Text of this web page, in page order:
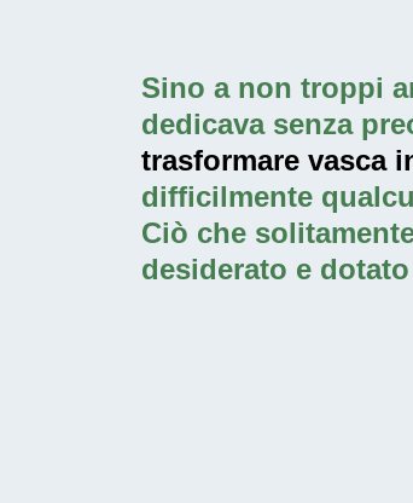
Sino a non troppi
dedicava senza
trasformare vasca
difficilmente
Ciò che
desiderato e